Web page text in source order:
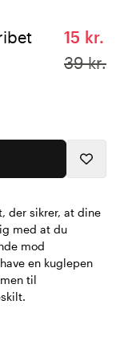
15 kr.
39 kr.
der sikrer, at dine
med at du
mod
en kuglepen
til